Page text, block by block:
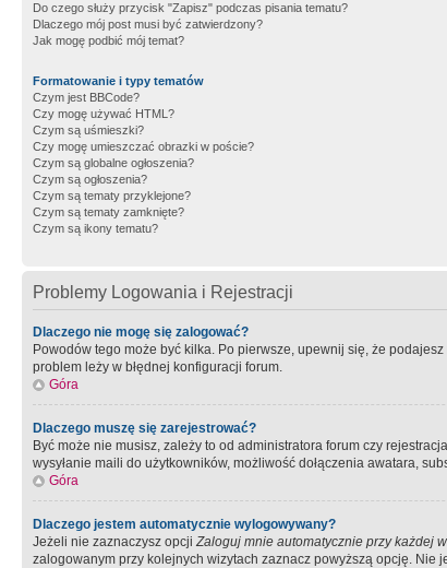
Do czego służy przycisk "Zapisz" podczas pisania tematu?
Dlaczego mój post musi być zatwierdzony?
Jak mogę podbić mój temat?
Formatowanie i typy tematów
Czym jest BBCode?
Czy mogę używać HTML?
Czym są uśmieszki?
Czy mogę umieszczać obrazki w poście?
Czym są globalne ogłoszenia?
Czym są ogłoszenia?
Czym są tematy przyklejone?
Czym są tematy zamknięte?
Czym są ikony tematu?
Problemy Logowania i Rejestracji
Dlaczego nie mogę się zalogować?
Powodów tego może być kilka. Po pierwsze, upewnij się, że
problem leży w błędnej konfiguracji forum.
Góra
Dlaczego muszę się zarejestrować?
Być może nie musisz, zależy to od administratora forum czy
wysyłanie maili do użytkowników, możliwość dołączenia awatara,
Góra
Dlaczego jestem automatycznie wylogowywany?
Jeżeli nie zaznaczysz opcjiZaloguj mnie automatycznie przy każdej
zalogowanym przy kolejnych wizytach zaznacz powyższą opcję.